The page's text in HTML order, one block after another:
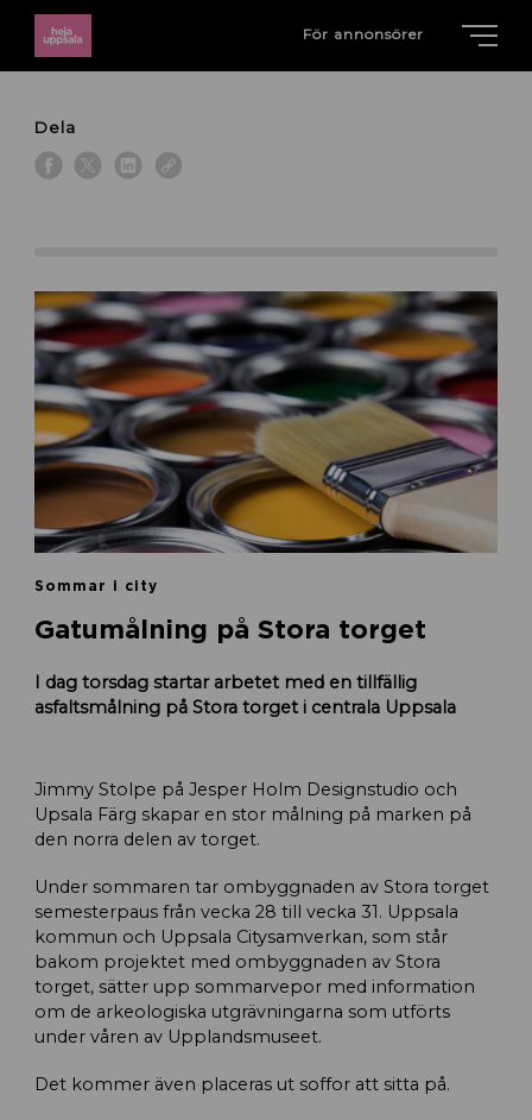
För annonsörer
Dela
Sommar i city
Gatumålning på Stora torget
I dag torsdag startar arbetet med en tillfällig
asfaltsmålning på Stora torget i centrala Uppsala
Jimmy Stolpe på Jesper Holm Designstudio och
Upsala Färg skapar en stor målning på marken på
den norra delen av torget.
Under sommaren tar ombyggnaden av Stora torget
semesterpaus från vecka 28 till vecka 31. Uppsala
kommun och Uppsala Citysamverkan, som står
bakom projektet med ombyggnaden av Stora
torget, sätter upp sommarvepor med information
om de arkeologiska utgrävningarna som utförts
under våren av Upplandsmuseet.
Det kommer även placeras ut soffor att sitta på.